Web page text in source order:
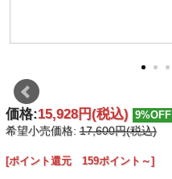
価格:15,928円(税込) 9%OFF
希望小売価格:17,600円(税込)
[ポイント還元 159ポイント～]